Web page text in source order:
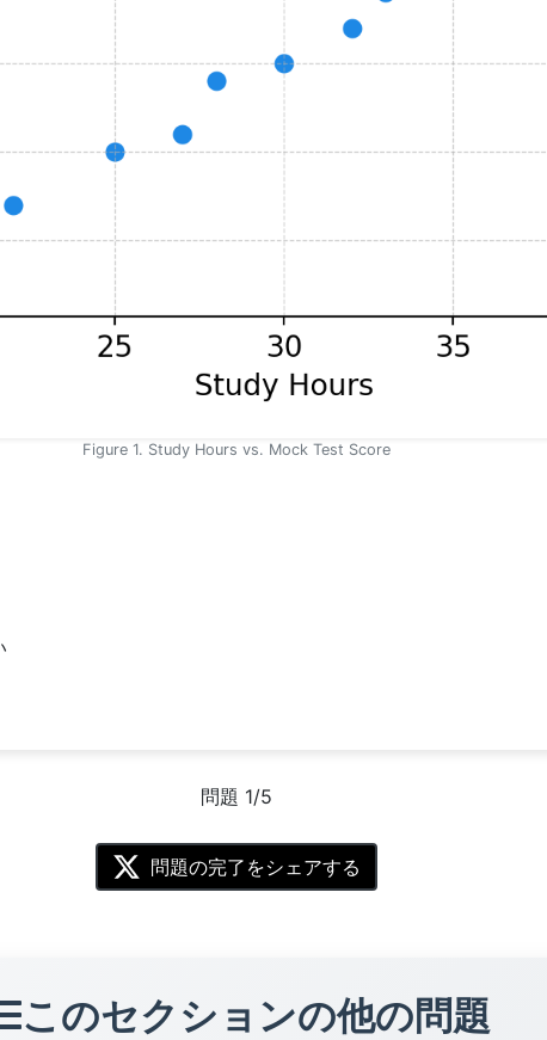
Figure 1. Study Hours vs. Mock Test Score
問題 1/5
問題の完了をシェアする
このセクションの他の問題